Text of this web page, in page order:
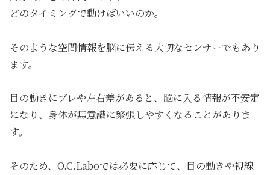
どのタイミングで動けばいいのか。
そのような空間情報を脳に伝える大切なセンサーでもあり
ます。
目の動きにブレや左右差があると、脳に入る情報が不安定
になり、身体が無意識に緊張しやすくなることがありま
す。
そのため、O.C.Laboでは必要に応じて、目の動きや視線